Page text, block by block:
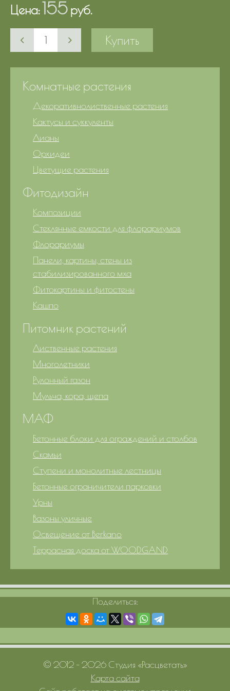
Цена:155 руб.
Купить
Комнатные растения
Декоративнолиственные растения
Кактусы и суккуленты
Лианы
Орхидеи
Цветущие растения
Фитодизайн
Композиции
Стеклянные емкости для флорариумов
Флорариумы
Панели, картины, стены из
стабилизированного мха
Фитокартины и фитостены
Кашпо
Питомник растений
Лиственные растения
Многолетники
Рулонный газон
Мульча, кора, щепа
МАФ
Бетонные блоки для ограждений и столбов
Скамьи
Ступени и монолитные лестницы
Бетонные ограничители парковки
Урны
Вазоны уличные
Освещение от Berkano
Террасная доска от WOODGAND
Поделиться:
© 2012 – 2026 Студия «Расцветать»
Карта сайта